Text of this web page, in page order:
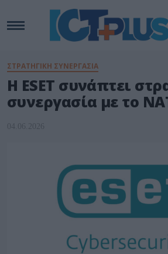
ΣΤΡΑΤΗΓΙΚΗ ΣΥΝΕΡΓΑΣΙΑ
Η ESET συνάπτει
συνεργασία με το
04.06.2026